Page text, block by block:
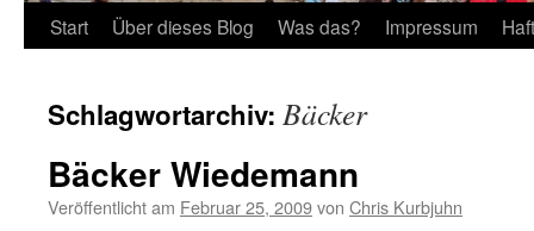
Start Über dieses Blog Was das? Impressum
Schlagwortarchiv: Bäcker
Bäcker Wiedemann
Veröffentlicht am Februar 25, 2009von Chris Kurbjuhn